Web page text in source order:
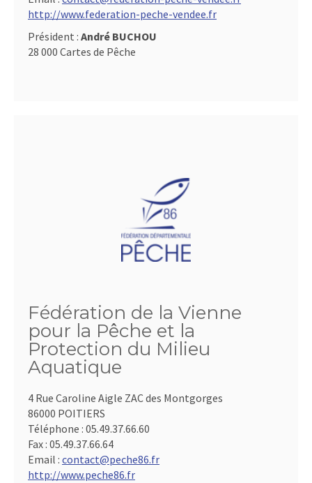
http://www.federation-peche-vendee.fr
Président : André BUCHOU
28 000 Cartes de Pêche
Fédération de la Vienne
pour la Pêche et la
Protection du Milieu
Aquatique
4 Rue Caroline Aigle ZAC des Montgorges
86000 POITIERS
Téléphone : 05.49.37.66.60
Fax : 05.49.37.66.64
Email : contact@peche86.fr
http://www.peche86.fr